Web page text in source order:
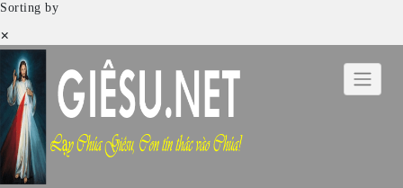
Sorting by
×
Skip
to
content